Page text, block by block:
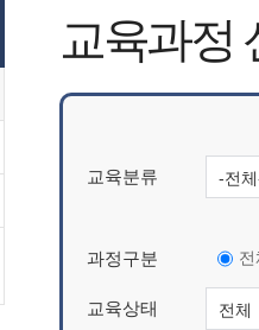
교육과정
교육분류
과정구분
교육상태